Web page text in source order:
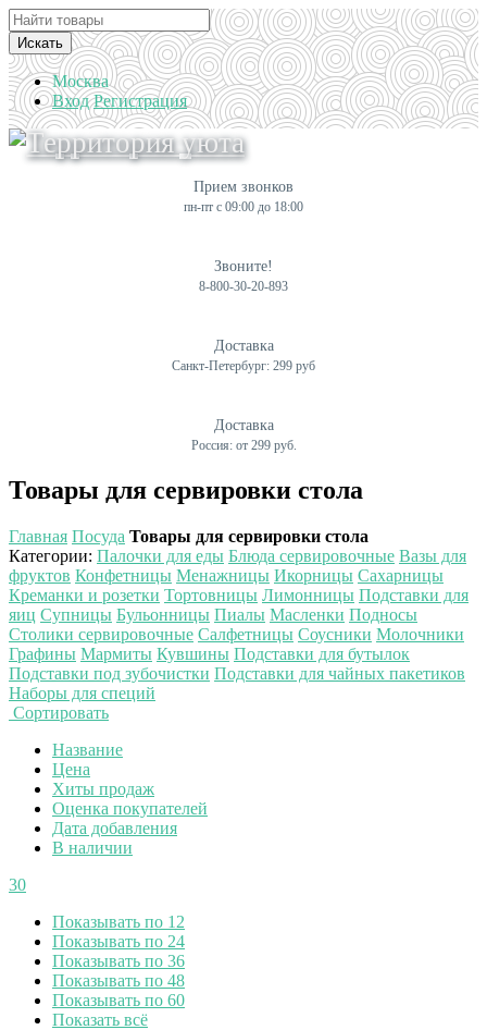
Искать
Москва
Вход Регистрация
Прием звонков
пн-пт с 09:00 до 18:00
Звоните!
8-800-30-20-893
Доставка
Санкт-Петербург: 299 руб
Доставка
Россия: от 299 руб.
Товары для сервировки стола
Главная Посуда Товары для сервировки стола
Категории: Палочки для еды Блюда сервировочные Вазы для
фруктов Конфетницы Менажницы Икорницы Сахарницы
Креманки и розетки Тортовницы Лимонницы Подставки для
яиц Супницы Бульонницы Пиалы Масленки Подносы
Столики сервировочные Салфетницы Соусники Молочники
Графины Мармиты Кувшины Подставки для бутылок
Подставки под зубочистки Подставки для чайных пакетиков
Наборы для специй
Сортировать
Название
Цена
Хиты продаж
Оценка покупателей
Дата добавления
В наличии
30
Показывать по 12
Показывать по 24
Показывать по 36
Показывать по 48
Показывать по 60
Показать всё